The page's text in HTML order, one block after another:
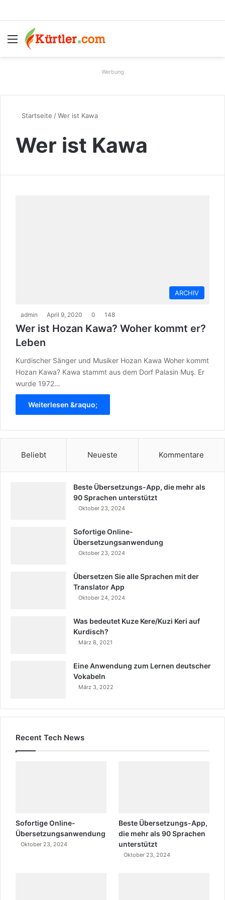
Menü
Werbung
Startseite /Wer ist Kawa
Wer ist Kawa
ARCHIV
admin April 9, 2020 0 148
Wer ist Hozan Kawa? Woher kommt er?
Leben
Kurdischer Sänger und Musiker Hozan Kawa Woher kommt
Hozan Kawa? Kawa stammt aus dem Dorf Palasin Muş. Er
wurde 1972…
Weiterlesen &raquo;
Beliebt Neueste Kommentare
Beste Übersetzungs-App, die mehr als
90 Sprachen unterstützt
Oktober 23, 2024
Sofortige Online-
Übersetzungsanwendung
Oktober 23, 2024
Übersetzen Sie alle Sprachen mit der
Translator App
Oktober 24, 2024
Was bedeutet Kuze Kere/Kuzi Keri auf
Kurdisch?
März 8, 2021
Eine Anwendung zum Lernen deutscher
Vokabeln
März 3, 2022
Recent Tech News
Sofortige Online-
Übersetzungsanwendung
Oktober 23, 2024
Beste Übersetzungs-App,
die mehr als 90 Sprachen
unterstützt
Oktober 23, 2024